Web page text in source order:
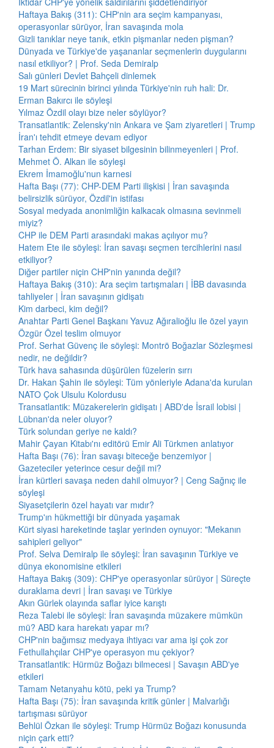
Haftaya Bakış (311): CHP'nin ara seçim kampanyası,
operasyonlar sürüyor, İran savaşında mola
Gizli tanıklar neye tanık, etkin pişmanlar neden pişman?
Dünyada ve Türkiye'de yaşananlar seçmenlerin duygularını
nasıl etkiliyor? | Prof. Seda Demiralp
Salı günleri Devlet Bahçeli dinlemek
19 Mart sürecinin birinci yılında Türkiye'nin ruh hali: Dr.
Erman Bakırcı ile söyleşi
Yılmaz Özdil olayı bize neler söylüyor?
Transatlantik: Zelensky'nin Ankara ve Şam ziyaretleri | Trump
İran'ı tehdit etmeye devam ediyor
Tarhan Erdem: Bir siyaset bilgesinin bilinmeyenleri | Prof.
Mehmet Ö. Alkan ile söyleşi
Ekrem İmamoğlu'nun karnesi
Hafta Başı (77): CHP-DEM Parti ilişkisi | İran savaşında
belirsizlik sürüyor, Özdil'in istifası
Sosyal medyada anonimliğin kalkacak olmasına sevinmeli
miyiz?
CHP ile DEM Parti arasındaki makas açılıyor mu?
Hatem Ete ile söyleşi: İran savaşı seçmen tercihlerini nasıl
etkiliyor?
Diğer partiler niçin CHP'nin yanında değil?
Haftaya Bakış (310): Ara seçim tartışmaları | İBB davasında
tahliyeler | İran savaşının gidişatı
Kim darbeci, kim değil?
Anahtar Parti Genel Başkanı Yavuz Ağıralioğlu ile özel yayın
Özgür Özel teslim olmuyor
Prof. Serhat Güvenç ile söyleşi: Montrö Boğazlar Sözleşmesi
nedir, ne değildir?
Türk hava sahasında düşürülen füzelerin sırrı
Dr. Hakan Şahin ile söyleşi: Tüm yönleriyle Adana'da kurulan
NATO Çok Ulsulu Kolordusu
Transatlantik: Müzakerelerin gidişatı | ABD'de İsrail lobisi |
Lübnan'da neler oluyor?
Türk solundan geriye ne kaldı?
Mahir Çayan Kitabı'nı editörü Emir Ali Türkmen anlatıyor
Hafta Başı (76): İran savaşı biteceğe benzemiyor |
Gazeteciler yeterince cesur değil mi?
İran kürtleri savaşa neden dahil olmuyor? | Ceng Sağnıç ile
söyleşi
Siyasetçilerin özel hayatı var mıdır?
Trump'ın hükmettiği bir dünyada yaşamak
Kürt siyasi hareketinde taşlar yerinden oynuyor: "Mekanın
sahipleri geliyor"
Prof. Selva Demiralp ile söyleşi: İran savaşının Türkiye ve
dünya ekonomisine etkileri
Haftaya Bakış (309): CHP'ye operasyonlar sürüyor | Süreçte
duraklama devri | İran savaşı ve Türkiye
Akın Gürlek olayında saflar iyice karıştı
Reza Talebi ile söyleşi: İran savaşında müzakere mümkün
mü? ABD kara harekatı yapar mı?
CHP'nin bağımsız medyaya ihtiyacı var ama işi çok zor
Fethullahçılar CHP'ye operasyon mu çekiyor?
Transatlantik: Hürmüz Boğazı bilmecesi | Savaşın ABD'ye
etkileri
Tamam Netanyahu kötü, peki ya Trump?
Hafta Başı (75): İran savaşında kritik günler | Malvarlığı
tartışması sürüyor
Behlül Özkan ile söyleşi: Trump Hürmüz Boğazı konusunda
niçin çark etti?